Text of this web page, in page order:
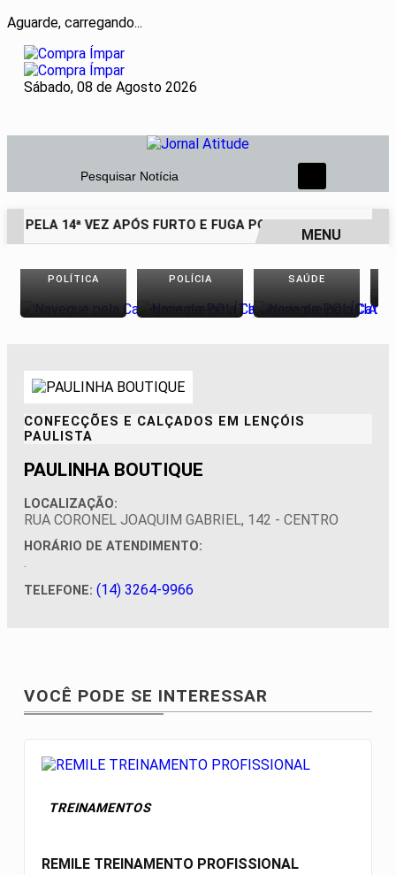
Aguarde, carregando...
Sábado, 08 de Agosto 2026
Pesquisar Notícia
PELA 14ª VEZ APÓS FURTO E FUGA POR TELHADOS
EM ALTA
MENU
POLÍTICA POLÍCIA SAÚDE
CONFECÇÕES E CALÇADOS EM
LENÇÓIS
PAULISTA
PAULINHA BOUTIQUE
LOCALIZAÇÃO:
RUA CORONEL JOAQUIM GABRIEL, 142 - CENTRO
HORÁRIO DE ATENDIMENTO:
TELEFONE: (14) 3264-9966
VOCÊ PODE SE INTERESSAR
TREINAMENTOS
REMILE TREINAMENTO PROFISSIONAL